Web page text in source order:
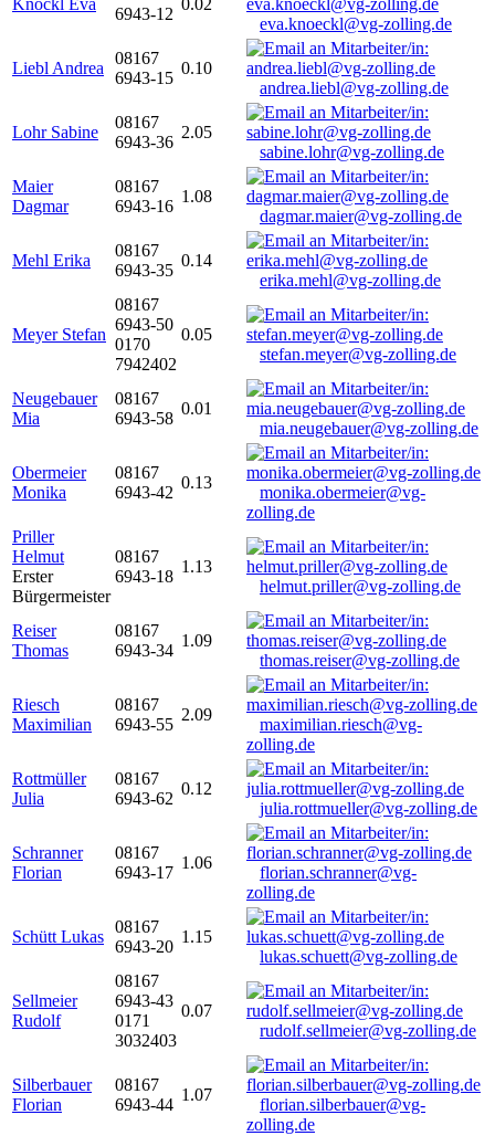
Knöckl Eva
6943-12
0.02
eva.knoeckl@vg-zolling.de
Liebl Andrea
08167
6943-15
0.10
andrea.liebl@vg-zolling.de
Lohr Sabine
08167
6943-36
2.05
sabine.lohr@vg-zolling.de
Maier
Dagmar
08167
6943-16
1.08
dagmar.maier@vg-zolling.de
Mehl Erika
08167
6943-35
0.14
erika.mehl@vg-zolling.de
Meyer Stefan
08167
6943-50
0170
7942402
0.05
stefan.meyer@vg-zolling.de
Neugebauer
Mia
08167
6943-58
0.01
mia.neugebauer@vg-zolling.de
Obermeier
Monika
08167
6943-42
0.13
monika.obermeier@vg-
zolling.de
Priller
Helmut
Erster
Bürgermeister
08167
6943-18
1.13
helmut.priller@vg-zolling.de
Reiser
Thomas
08167
6943-34
1.09
thomas.reiser@vg-zolling.de
Riesch
Maximilian
08167
6943-55
2.09
maximilian.riesch@vg-
zolling.de
Rottmüller
Julia
08167
6943-62
0.12
julia.rottmueller@vg-zolling.de
Schranner
Florian
08167
6943-17
1.06
florian.schranner@vg-
zolling.de
Schütt Lukas
08167
6943-20
1.15
lukas.schuett@vg-zolling.de
Sellmeier
Rudolf
08167
6943-43
0171
3032403
0.07
rudolf.sellmeier@vg-zolling.de
Silberbauer
Florian
08167
6943-44
1.07
florian.silberbauer@vg-
zolling.de